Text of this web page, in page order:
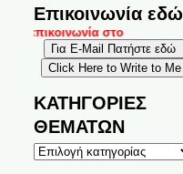
Επικοινωνία εδώ
επικοινωνία στο
ΚΑΤΗΓΟΡΙΕΣ
ΘΕΜΑΤΩΝ
ΚΑΤΗΓΟΡΙΕΣ
ΘΕΜΑΤΩΝ